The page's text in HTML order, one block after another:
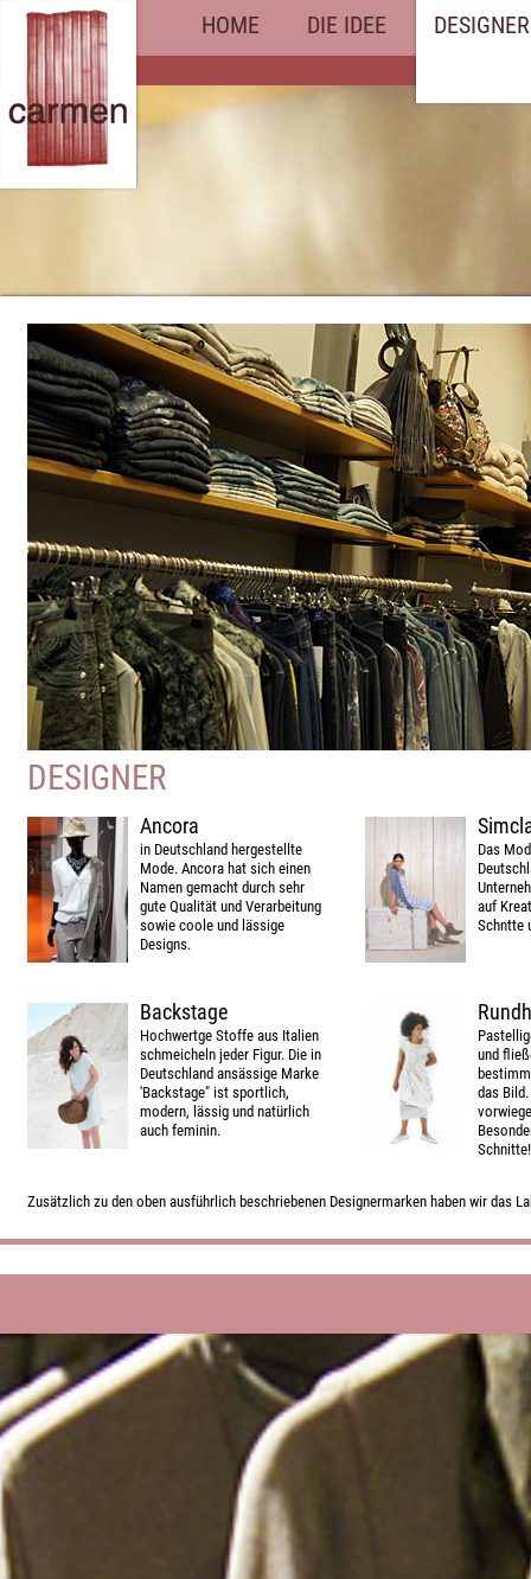
HOME DIE IDEE DESIGNER
DESIGNER
Ancora
in Deutschland hergestellte
Mode. Ancora hat sich einen
Namen gemacht durch sehr
gute Qualität und Verarbeitung
sowie coole und lässige
Designs.
Das
auf
Schntte
Backstage
Hochwertge Stoffe aus Italien
schmeicheln jeder Figur. Die in
Deutschland ansässige Marke
'Backstage" ist sportlich,
modern, lässig und natürlich
auch feminin.
und
das
Schnitte!
Zusätzlich zu den oben ausführlich beschriebenen Designermarken haben wir das